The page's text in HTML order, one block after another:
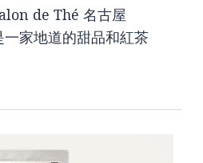
de Thé 名古屋
家地道的甜品和紅茶